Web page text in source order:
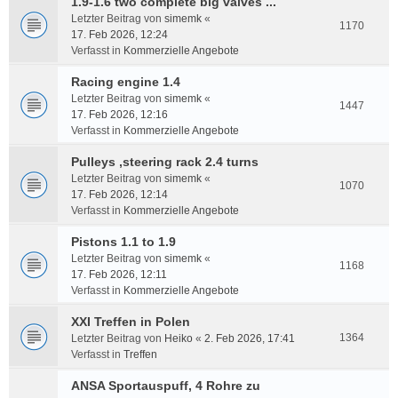
Letzter Beitrag von simemk «
17. Feb 2026, 12:24
Verfasst in Kommerzielle Angebote
1170
Racing engine 1.4
Letzter Beitrag von simemk «
17. Feb 2026, 12:16
Verfasst in Kommerzielle Angebote
1447
Pulleys ,steering rack 2.4 turns
Letzter Beitrag von simemk «
17. Feb 2026, 12:14
Verfasst in Kommerzielle Angebote
1070
Pistons 1.1 to 1.9
Letzter Beitrag von simemk «
17. Feb 2026, 12:11
Verfasst in Kommerzielle Angebote
1168
XXI Treffen in Polen
Letzter Beitrag von Heiko « 2. Feb 2026, 17:41
Verfasst in Treffen
1364
ANSA Sportauspuff, 4 Rohre zu